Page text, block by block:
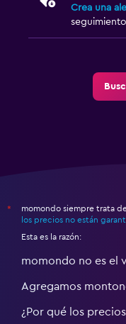
Crea una
*
momondo siempre trata
los precios no están
Esta es la razón:
momondo no es el
Agregamos
¿Por qué los